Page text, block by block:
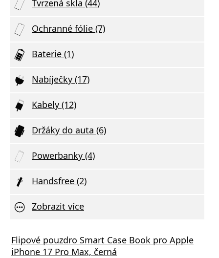
Tvrzená skla (44)
Ochranné fólie (7)
Baterie (1)
Nabíječky (17)
Kabely (12)
Držáky do auta (6)
Powerbanky (4)
Handsfree (2)
Zobrazit více
Flipové pouzdro Smart Case Book pro Apple
iPhone 17 Pro Max, černá
nabíječka FIXED s 2xUSB výstupem, 17W
Rapid Charge, bílá